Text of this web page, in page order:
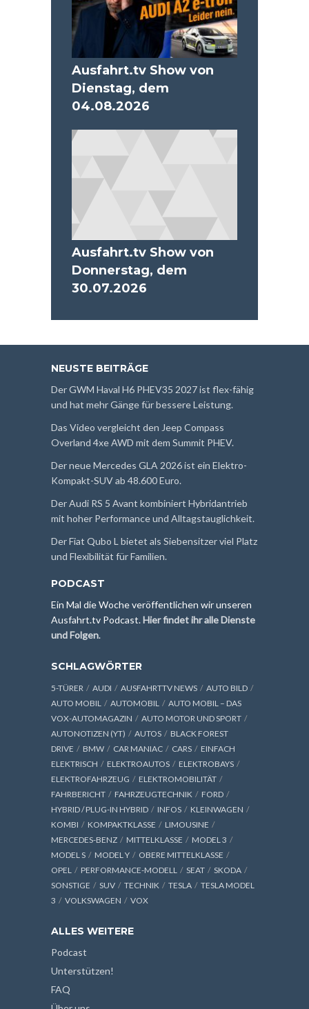
Ausfahrt.tv Show von
Dienstag, dem
04.08.2026
Ausfahrt.tv Show von
Donnerstag, dem
30.07.2026
NEUSTE BEITRÄGE
Der GWM Haval H6 PHEV35 2027 ist flex-fähig
und hat mehr Gänge für bessere Leistung.
Das Video vergleicht den Jeep Compass
Overland 4xe AWD mit dem Summit PHEV.
Der neue Mercedes GLA 2026 ist ein Elektro-
Kompakt-SUV ab 48.600 Euro.
Der Audi RS 5 Avant kombiniert Hybridantrieb
mit hoher Performance und Alltagstauglichkeit.
Der Fiat Qubo L bietet als Siebensitzer viel Platz
und Flexibilität für Familien.
PODCAST
Ein Mal die Woche veröffentlichen wir unseren
Ausfahrt.tv Podcast.Hier findet ihr alle Dienste
und Folgen.
SCHLAGWÖRTER
5-TÜRER AUDI AUSFAHRTTV NEWS
AUTO BILD
AUTO MOBIL
AUTOMOBIL
AUTO MOBIL – DAS
VOX-AUTOMAGAZIN
AUTO MOTOR UND SPORT
AUTONOTIZEN (YT)
AUTOS
BLACK FOREST
DRIVE
BMW CAR MANIAC CARS
EINFACH
ELEKTRISCH
ELEKTROAUTOS
ELEKTROBAYS
ELEKTROFAHRZEUG
ELEKTROMOBILITÄT
FAHRBERICHT
FAHRZEUGTECHNIK
FORD
HYBRID / PLUG-IN HYBRID
INFOS
KLEINWAGEN
KOMBI
KOMPAKTKLASSE
LIMOUSINE
MERCEDES-BENZ
MITTELKLASSE
MODEL 3
MODEL S
MODEL Y
OBERE MITTELKLASSE
OPEL
PERFORMANCE-MODELL SEAT
SKODA
SONSTIGE
SUV TECHNIK TESLA
TESLA MODEL
3
VOLKSWAGEN VOX
ALLES WEITERE
Podcast
Unterstützen!
FAQ